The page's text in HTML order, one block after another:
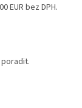
EUR bez DPH.